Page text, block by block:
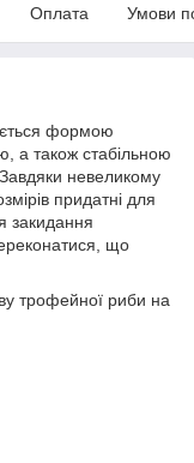
Оплата Умови
формою
а також стабільною
невеликому
придатні для
закидання
що
трофейної риби на